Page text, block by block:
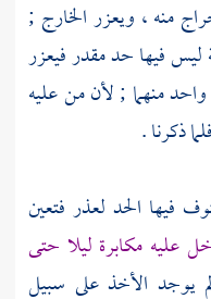
منه ، ويعزر الخارج ;
ليس فيها حد مقدر فيعزر
منهما ; لأن من عليه
ذكرنا .
فيها الحد لعذر فتعين
مكابرة ليلا حتى
يوجد الأخذ على سبيل